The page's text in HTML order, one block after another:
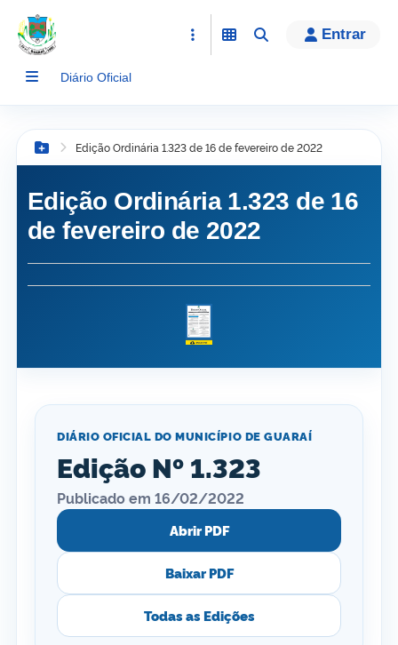
conteúdo
Entrar
Diário Oficial
Botão Menu
Edição Ordinária 1.323 de 16 de fevereiro de 2022
Edição Ordinária 1.323 de 16
de fevereiro de 2022
DIÁRIO OFICIAL DO MUNICÍPIO DE GUARAÍ
Edição Nº 1.323
Publicado em 16/02/2022
Abrir PDF
Baixar PDF
Todas as Edições